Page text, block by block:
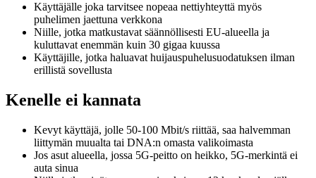
Käyttäjälle joka tarvitsee nopeaa nettiyhteyttä myös
puhelimen jaettuna verkkona
Niille, jotka matkustavat säännöllisesti EU-alueella ja
kuluttavat enemmän kuin 30 gigaa kuussa
Käyttäjille, jotka haluavat huijauspuhelusuodatuksen ilman
erillistä sovellusta
Kenelle ei kannata
Kevyt käyttäjä, jolle 50-100 Mbit/s riittää, saa halvemman
liittymän muualta tai DNA:n omasta valikoimasta
Jos asut alueella, jossa 5G-peitto on heikko, 5G-merkintä ei
auta sinua